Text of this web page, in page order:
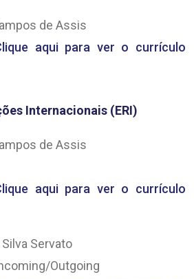
de Assis
aqui para ver o currículo
Internacionais (ERI)
de Assis
aqui para ver o currículo
Servato
Outgoing